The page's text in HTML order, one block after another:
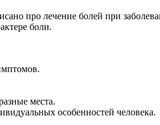
про лечение болей при
боли.
места.
особенностей человека.